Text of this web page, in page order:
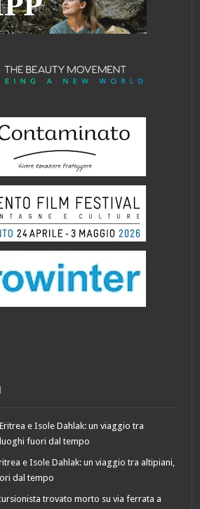
Eritrea e Isole Dahlak: un viaggio tra
fuori dal tempo
e Isole Dahlak: un viaggio tra altipiani,
dal tempo
trovato morto su via ferrata a